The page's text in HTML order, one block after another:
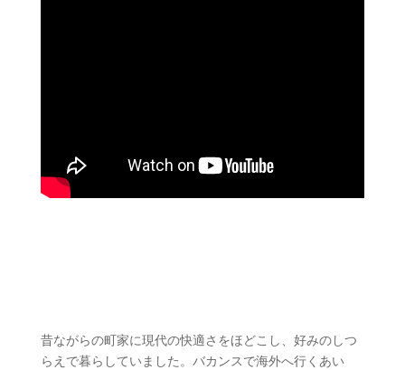
昔ながらの町家に現代の快適さをほどこし、好みのしつ
らえで暮らしていました。バカンスで海外へ行くあい